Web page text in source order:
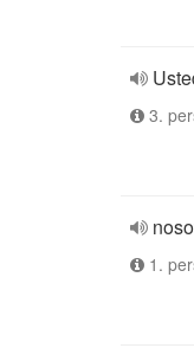
3.
1.